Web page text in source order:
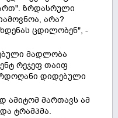
ზრდასრული
არა?
ცდილობენ", -
მადლობა
რეჯეფ თაიფ
დიდებული
ამიტომ მართავს ამ
ტრამპმა.